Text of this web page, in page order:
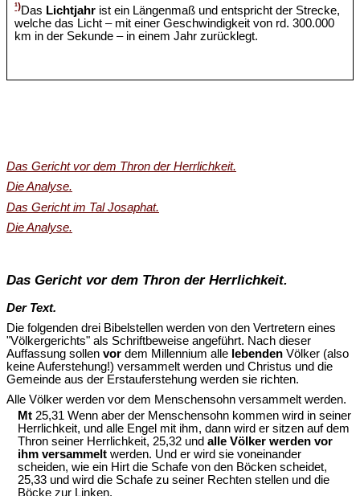
¹)Das Lichtjahr ist ein Längenmaß und entspricht der Strecke,
welche das Licht – mit einer Geschwindigkeit von rd. 300.000
km in der Sekunde – in einem Jahr zurücklegt.
Das Gericht vor dem Thron der Herrlichkeit.
Die Analyse.
Das Gericht im Tal Josaphat.
Die Analyse.
Das Gericht vor dem Thron der Herrlichkeit.
Der Text.
Die folgenden drei Bibelstellen werden von den Vertretern eines
"Völkergerichts" als Schriftbeweise angeführt. Nach dieser
Auffassung sollen vor dem Millennium alle lebenden Völker (also
keine Auferstehung!) versammelt werden und Christus und die
Gemeinde aus der Erstauferstehung werden sie richten.
Alle Völker werden vor dem Menschensohn versammelt werden.
Mt 25,31 Wenn aber der Menschensohn kommen wird in seiner
Herrlichkeit, und alle Engel mit ihm, dann wird er sitzen auf dem
Thron seiner Herrlichkeit, 25,32 und alle Völker werden vor
ihm versammelt werden. Und er wird sie voneinander
scheiden, wie ein Hirt die Schafe von den Böcken scheidet,
25,33 und wird die Schafe zu seiner Rechten stellen und die
Böcke zur Linken.